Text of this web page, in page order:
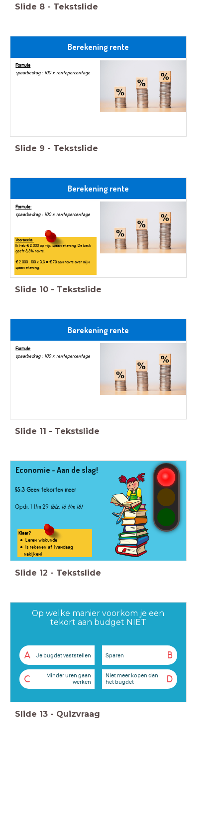
Slide 8 - Tekstslide
Formule
spaarbedrag : 100 x rentepercentage
Berekening rente
Slide 9 - Tekstslide
Formule:
spaarbedrag : 100 x rentepercentage
Berekening rente
Voorbeeld:
Ik heb € 2.000 op mijn spaarrekening. De bank
geeft 3,5% rente.
€ 2.000 : 100 x 3,5 = € 70 aan rente over mijn
spaarrekening.
Slide 10 - Tekstslide
Formule
spaarbedrag : 100 x rentepercentage
Berekening rente
Slide 11 - Tekstslide
§5.3 Geen tekorten meer
Opdr. 1 t/m 29 (blz. 16 t/m 18)
Economie -Aan de slag!
Klaar?
Leren wiskunde
Is rekenen af (vandaag
nakijken)
Slide 12 - Tekstslide
Op welke manier voorkom je een
tekort aan budget NIET
A Je bugdet vaststellen B
Sparen
C
Minder uren gaan
werken
D
Niet meer kopen dan
het bugdet
Slide 13 - Quizvraag